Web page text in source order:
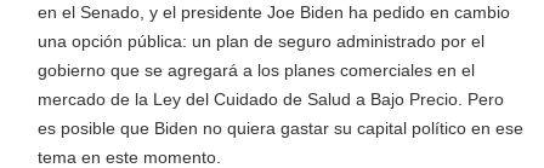
en el Senado, y el presidente Joe Biden ha pedido en cambio
una opción pública: un plan de seguro administrado por el
gobierno que se agregará a los planes comerciales en el
mercado de la Ley del Cuidado de Salud a Bajo Precio. Pero
es posible que Biden no quiera gastar su capital político en ese
tema en este momento.